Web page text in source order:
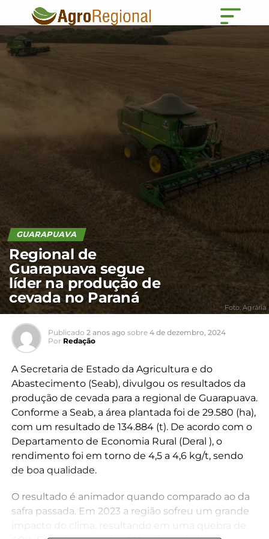
GUARAPUAVA
Regional de
Guarapuava segue
líder na produção de
cevada no Paraná
Foto: Agrária
Publicado 2 anos ago sobre 4 de dezembro, 2024
Por Redação
A Secretaria de Estado da Agricultura e do
Abastecimento (Seab), divulgou os resultados da
produção de cevada para a regional de Guarapuava.
Conforme a Seab, a área plantada foi de 29.580 (ha),
com um resultado de 134.884 (t). De acordo com o
Departamento de Economia Rural (Deral ), o
rendimento foi em torno de 4,5 a 4,6 kg/t, sendo
de boa qualidade.
O resultado é animador quando comparado ao da
safra passada. Em 2023 a região sofreu um grande